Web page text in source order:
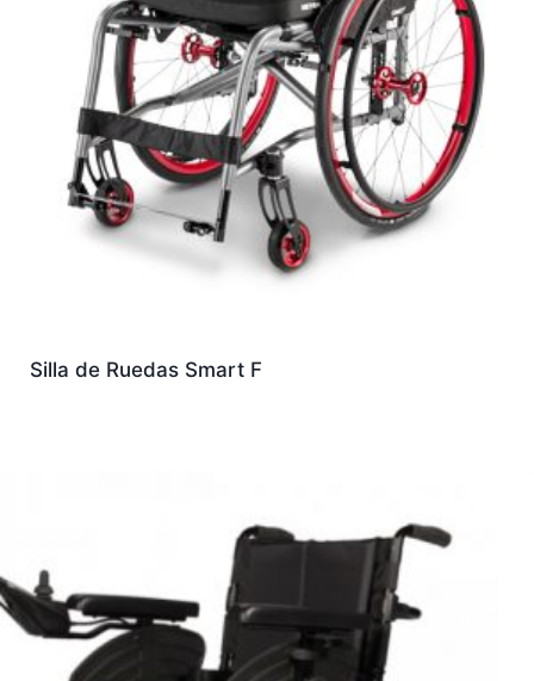
Silla de Ruedas Smart F